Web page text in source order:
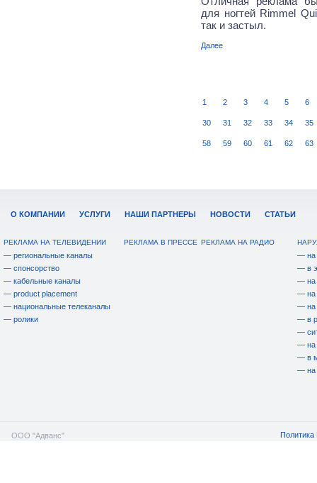
для ногтей Rimmel
так и застыл.
Далее
1 2 3 4 5 6
30 31 32 33 34 35
58 59 60 61 62 63
О КОМПАНИИ УСЛУГИ НАШИ ПАРТНЕРЫ НОВОСТИ СТАТЬИ
РЕКЛАМА НА ТЕЛЕВИДЕНИИ
— региональные каналы
— спонсорство
— кабельные каналы
— product placement
— национальные телеканалы
— ролики
РЕКЛАМА В ПРЕССЕ РЕКЛАМА НА РАДИО
— на
— в
— на
— на
— на
— в
—
— на
— в
— на
ООО "Адванс" Политика